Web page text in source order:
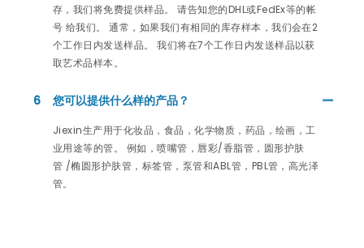
存，我们将免费提供样品。 请告知您的DHL或FedEx等的帐
号 给我们。 通常，如果我们有相同的库存样本，我们会在2
个工作日内发送样品。 我们将在7个工作日内发送样品以获
取艺术品样本。
6 您可以提供什么样的产品？
Jiexin生产用于化妆品，食品，化学物质，药品，绘画，工
业用途等的管。 例如，喷嘴管，唇彩/香脂管，圆形护肤
管 /椭圆形护肤管，标签管，泵管和ABL管，PBL管，高光泽
管。